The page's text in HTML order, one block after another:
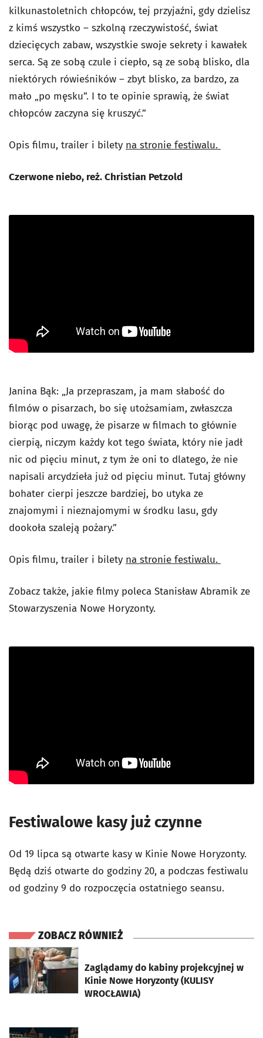
kilkunastoletnich chłopców, tej przyjaźni, gdy dzielisz
z kimś wszystko – szkolną rzeczywistość, świat
dziecięcych zabaw, wszystkie swoje sekrety i kawałek
serca. Są ze sobą czule i ciepło, są ze sobą blisko, dla
niektórych rówieśników – zbyt blisko, za bardzo, za
mało „po męsku”. I to te opinie sprawią, że świat
chłopców zaczyna się kruszyć.”
Opis filmu, trailer i bilety na stronie festiwalu.
Czerwone niebo, reż. Christian Petzold
Janina Bąk: „Ja przepraszam, ja mam słabość do
filmów o pisarzach, bo się utożsamiam, zwłaszcza
biorąc pod uwagę, że pisarze w filmach to głównie
cierpią, niczym każdy kot tego świata, który nie jadł
nic od pięciu minut, z tym że oni to dlatego, że nie
napisali arcydzieła już od pięciu minut. Tutaj główny
bohater cierpi jeszcze bardziej, bo utyka ze
znajomymi i nieznajomymi w środku lasu, gdy
dookoła szaleją pożary.”
Opis filmu, trailer i bilety na stronie festiwalu.
Zobacz także, jakie filmy poleca Stanisław Abramik ze
Stowarzyszenia Nowe Horyzonty.
Festiwalowe kasy już czynne
Od 19 lipca są otwarte kasy w Kinie Nowe Horyzonty.
Będą dziś otwarte do godziny 20, a podczas festiwalu
od godziny 9 do rozpoczęcia ostatniego seansu.
ZOBACZ RÓWNIEŻ
Zaglądamy do kabiny projekcyjnej w
Kinie Nowe Horyzonty (KULISY
WROCŁAWIA)
otworzy się w nowej karcie
otworzy się w nowej karcie